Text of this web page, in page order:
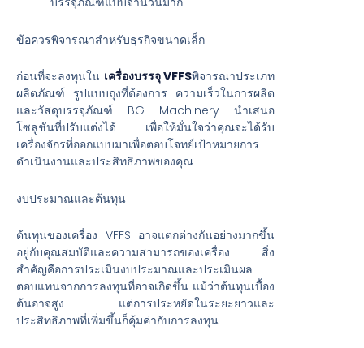
ข้อควรพิจารณาสำหรับธุรกิจขนาดเล็ก
ก่อนที่จะลงทุนใน เครื่องบรรจุ VFFSพิจารณาประเภท
ผลิตภัณฑ์ รูปแบบถุงที่ต้องการ ความเร็วในการผลิต
และวัสดุบรรจุภัณฑ์ BG Machinery นำเสนอ
โซลูชันที่ปรับแต่งได้ เพื่อให้มั่นใจว่าคุณจะได้รับ
เครื่องจักรที่ออกแบบมาเพื่อตอบโจทย์เป้าหมายการ
ดำเนินงานและประสิทธิภาพของคุณ
งบประมาณและต้นทุน
ต้นทุนของเครื่อง VFFS อาจแตกต่างกันอย่างมากขึ้น
อยู่กับคุณสมบัติและความสามารถของเครื่อง สิ่ง
สำคัญคือการประเมินงบประมาณและประเมินผล
ตอบแทนจากการลงทุนที่อาจเกิดขึ้น แม้ว่าต้นทุนเบื้อง
ต้นอาจสูง แต่การประหยัดในระยะยาวและ
ประสิทธิภาพที่เพิ่มขึ้นก็คุ้มค่ากับการลงทุน